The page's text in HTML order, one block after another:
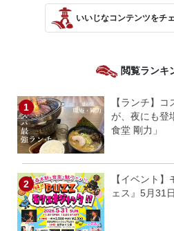
いいじなコンテンツをチ
閲覧ランキ
【ランチ】コ
が、夜にも登
食堂 剛力」
【イベント
ェス』5月31